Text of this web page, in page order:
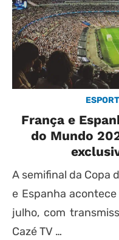
França e
do Mundo
A semifinal da Copa
e Espanha
julho, com
Cazé TV …